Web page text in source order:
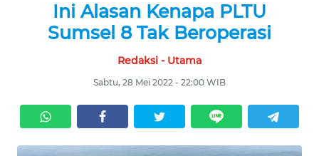
Ini Alasan Kenapa PLTU
Sumsel 8 Tak Beroperasi
Redaksi - Utama
Sabtu, 28 Mei 2022 - 22:00 WIB
UTAMA
PERISTIWA
TOKOH